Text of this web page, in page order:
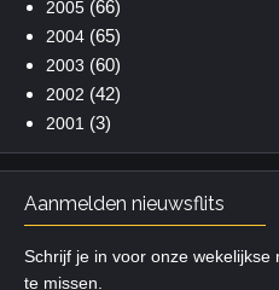
2005(66)
2004(65)
2003 (60)
2002 (42)
2001 (3)
Aanmelden nieuwsflits
Schrijf je in voor onze
te missen.